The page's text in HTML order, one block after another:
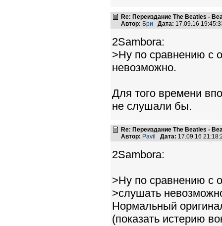
Re: Переиздание The Beatles -
Автор: Бри Дата: 17.09.16
2Sambora:
>Ну по сравнению с
невозможно.
Для того времени
не слушали бы.
Re: Переиздание The Beatles -
Автор: Pavil Дата: 17.09.16
2Sambora:
>Ну по сравнению с
>слушать
Нормальный
(показать истерию